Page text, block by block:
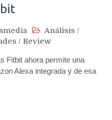
Análisis /
/ Review
Fitbit ahora permite una
Alexa integrada y de esa